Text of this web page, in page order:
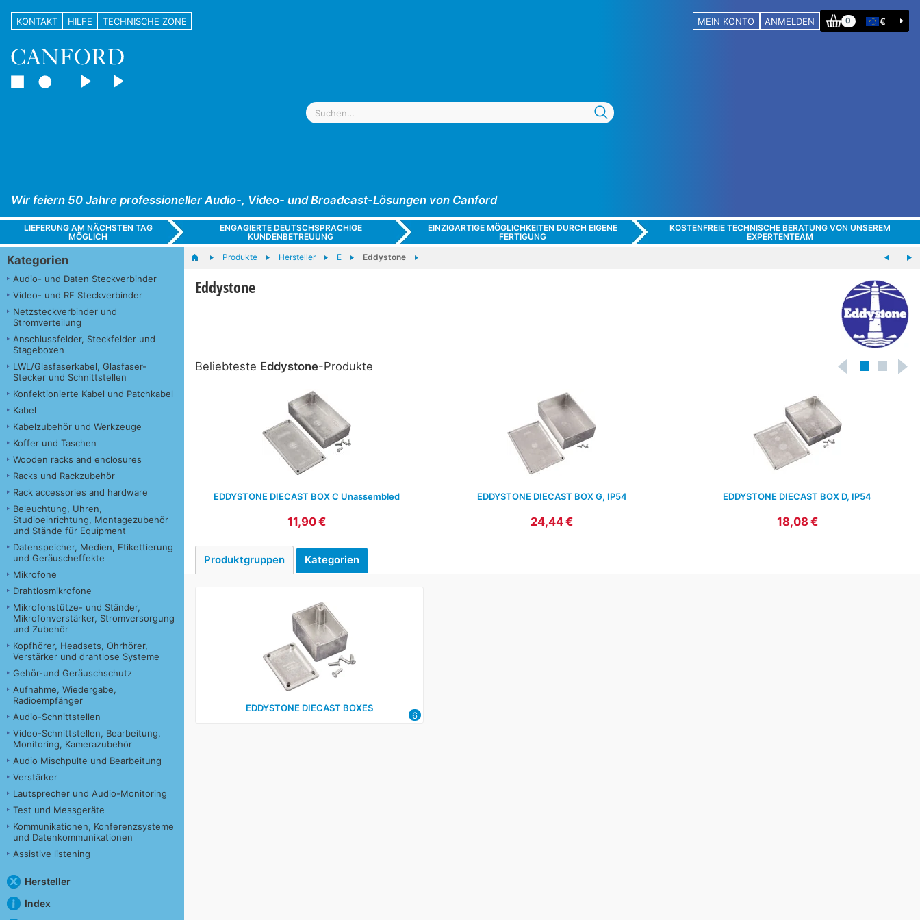
KONTAKT HILFE TECHNISCHE ZONE MEIN KONTO ANMELDEN 0 €
Wir feiern 50 Jahre professioneller Audio-, Video- und Broadcast-Lösungen von Canford
LIEFERUNG AM NÄCHSTEN TAG
MÖGLICH
ENGAGIERTE DEUTSCHSPRACHIGE
KUNDENBETREUUNG
EINZIGARTIGE MÖGLICHKEITEN DURCH EIGENE
FERTIGUNG
KOSTENFREIE TECHNISCHE BERATUNG VON UNSEREM
EXPERTENTEAM
Kategorien
Audio- und Daten Steckverbinder
Video- und RF Steckverbinder
Netzsteckverbinder und
Stromverteilung
Anschlussfelder, Steckfelder und
Stageboxen
LWL/Glasfaserkabel, Glasfaser-
Stecker und Schnittstellen
Konfektionierte Kabel und Patchkabel
Kabel
Kabelzubehör und Werkzeuge
Koffer und Taschen
Wooden racks and enclosures
Racks und Rackzubehör
Rack accessories and hardware
Beleuchtung, Uhren,
Studioeinrichtung, Montagezubehör
und Stände für Equipment
Datenspeicher, Medien, Etikettierung
und Geräuscheffekte
Mikrofone
Drahtlosmikrofone
Mikrofonstütze- und Ständer,
Mikrofonverstärker, Stromversorgung
und Zubehör
Kopfhörer, Headsets, Ohrhörer,
Verstärker und drahtlose Systeme
Gehör-und Geräuschschutz
Aufnahme, Wiedergabe,
Radioempfänger
Audio-Schnittstellen
Video-Schnittstellen, Bearbeitung,
Monitoring, Kamerazubehör
Audio Mischpulte und Bearbeitung
Verstärker
Lautsprecher und Audio-Monitoring
Test und Messgeräte
Kommunikationen, Konferenzsysteme
und Datenkommunikationen
Assistive listening
Hersteller
Index
Produkte Hersteller E Eddystone
Eddystone
Beliebteste Eddystone-Produkte
EDDYSTONE DIECAST BOX C Unassembled
11,90 €
EDDYSTONE DIECAST BOX G, IP54
24,44 €
EDDYSTONE DIECAST BOX D, IP54
18,08 €
Produktgruppen Kategorien
EDDYSTONE DIECAST BOXES
6